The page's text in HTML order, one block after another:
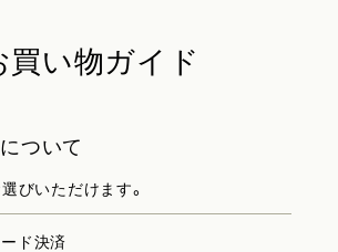
買い物ガイド
ついて
びいただけます。
ド決済